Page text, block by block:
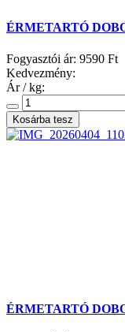
ÉRMETARTÓ
Fogyasztói ár: 9590 Ft
Kedvezmény:
Ár / kg:
ÉRMETARTÓ